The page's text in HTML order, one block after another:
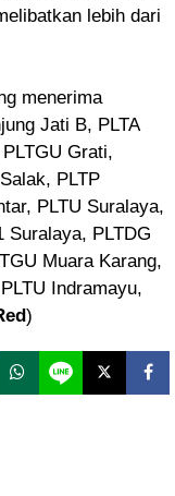
lebih dari
menerima
Jati B, PLTA
Grati,
PLTP
PLTU Suralaya,
Suralaya, PLTDG
Muara Karang,
Indramayu,
)